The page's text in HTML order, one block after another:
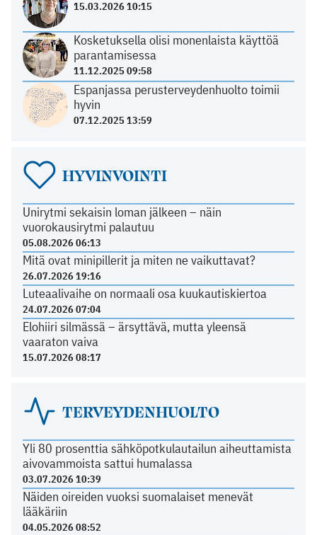
15.03.2026 10:15
Kosketuksella olisi monenlaista käyttöä
parantamisessa
11.12.2025 09:58
Espanjassa perusterveydenhuolto toimii
hyvin
07.12.2025 13:59
HYVINVOINTI
Unirytmi sekaisin loman jälkeen – näin
vuorokausirytmi palautuu
05.08.2026 06:13
Mitä ovat minipillerit ja miten ne vaikuttavat?
26.07.2026 19:16
Luteaalivaihe on normaali osa kuukautiskiertoa
24.07.2026 07:04
Elohiiri silmässä – ärsyttävä, mutta yleensä
vaaraton vaiva
15.07.2026 08:17
TERVEYDENHUOLTO
Yli 80 prosenttia sähköpotkulautailun aiheuttamista
aivovammoista sattui humalassa
03.07.2026 10:39
Näiden oireiden vuoksi suomalaiset menevät
lääkäriin
04.05.2026 08:52